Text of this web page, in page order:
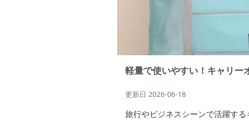
軽量で使いやすい！キャリー
更新日 2026-06-18
旅行やビジネスシーンで活躍する